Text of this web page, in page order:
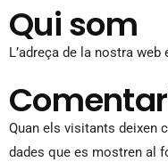
Qui som
L’adreça de la nostra
Quan els visitants deixen
dades que es mostren al